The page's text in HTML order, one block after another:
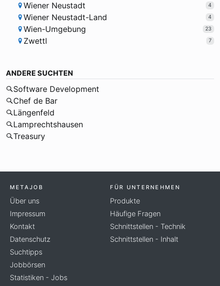
Wiener Neustadt 4
Wiener Neustadt-Land 4
Wien-Umgebung 23
Zwettl 7
ANDERE SUCHTEN
Software Development
Chef de Bar
Längenfeld
Lamprechtshausen
Treasury
METAJOB
Über uns
Impressum
Kontakt
Datenschutz
Suchtipps
Jobbörsen
Statistiken - Jobs
FÜR UNTERNEHMEN
Produkte
Häufige Fragen
Schnittstellen - Technik
Schnittstellen - Inhalt